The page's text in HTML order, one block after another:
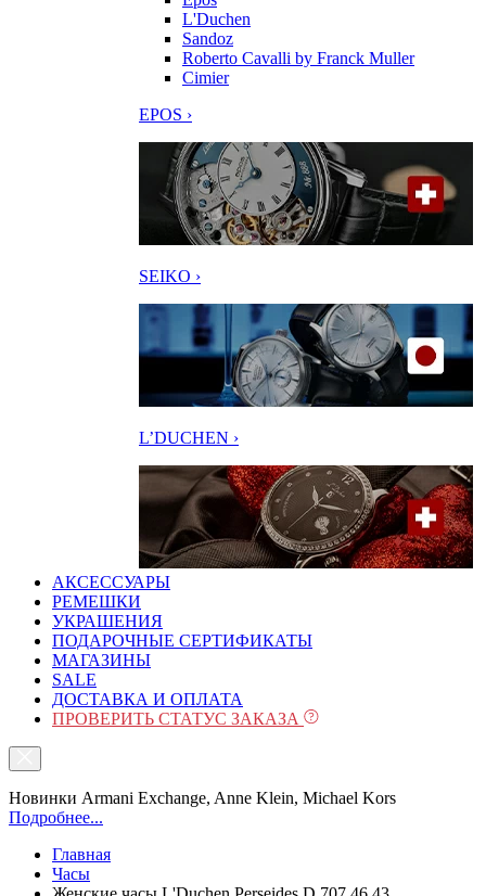
L'Duchen
Sandoz
Roberto Cavalli by Franck Muller
Cimier
EPOS ›
SEIKO ›
L’DUCHEN ›
АКСЕССУАРЫ
РЕМЕШКИ
УКРАШЕНИЯ
ПОДАРОЧНЫЕ СЕРТИФИКАТЫ
МАГАЗИНЫ
SALE
ДОСТАВКА И ОПЛАТА
ПРОВЕРИТЬ СТАТУС ЗАКАЗА
Новинки Armani Exchange, Anne Klein, Michael Kors
Подробнее...
Главная
Часы